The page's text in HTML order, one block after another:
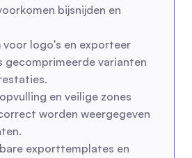
bijsnijden en
voor logo's en exporteer
gecomprimeerde varianten
en veilige zones
worden weergegeven
exporttemplates en